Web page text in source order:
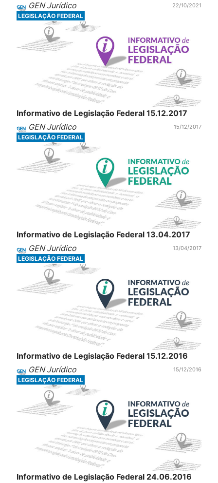
GEN Jurídico
22/10/2021
LEGISLAÇÃO FEDERAL
Informativo de Legislação Federal 15.12.2017
GEN Jurídico
15/12/2017
LEGISLAÇÃO FEDERAL
Informativo de Legislação Federal 13.04.2017
GEN Jurídico
13/04/2017
LEGISLAÇÃO FEDERAL
Informativo de Legislação Federal 15.12.2016
GEN Jurídico
15/12/2016
LEGISLAÇÃO FEDERAL
Informativo de Legislação Federal 24.06.2016